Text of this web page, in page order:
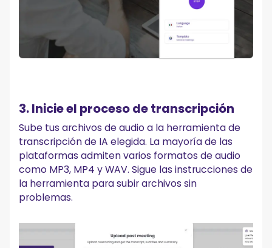
3. Inicie el proceso de transcripción
Sube tus archivos de audio a la herramienta de
transcripción de IA elegida. La mayoría de las
plataformas admiten varios formatos de audio
como MP3, MP4 y WAV. Sigue las instrucciones de
la herramienta para subir archivos sin
problemas.